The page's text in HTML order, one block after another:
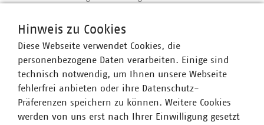
Kompromiss zwischen den Bundesministerien für
Verfahren freimacht. Wiederkehrend war das TK-NABEG
von der Tagesordnung des Bundeskabinetts genommen
öffentliche Interesse ausblieb.
Hinweis zu Cookies
Diese Webseite verwendet Cookies, die
personenbezogene Daten verarbeiten. Einige sind
technisch notwendig, um Ihnen unsere Webseite
fehlerfrei anbieten oder ihre Datenschutz-
Präferenzen speichern zu können. Weitere Cookies
werden von uns erst nach Ihrer Einwilligung gesetzt